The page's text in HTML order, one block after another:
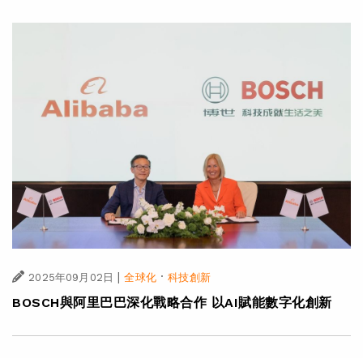
2025年09月02日 | 全球化·科技創新
BOSCH與阿里巴巴深化戰略合作 以AI賦能數字化創新